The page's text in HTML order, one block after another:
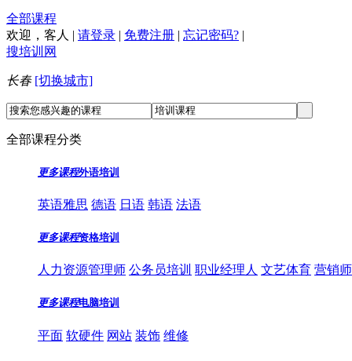
全部课程
欢迎， 客人 | 请登录 | 免费注册 | 忘记密码? |
搜培训网
长春 [切换城市]
全部课程分类
更多课程外语培训
英语雅思 德语 日语 韩语 法语
更多课程资格培训
人力资源管理师 公务员培训 职业经理人 文艺体育 营销
更多课程电脑培训
平面 软硬件 网站 装饰 维修